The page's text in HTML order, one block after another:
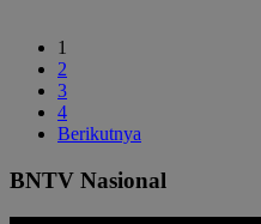
1
2
3
4
Berikutnya
BNTV Nasional